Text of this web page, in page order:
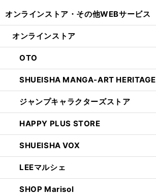
オンラインストア・ その他WEBサービス
オンラインストア
OTO
SHUEISHA MANGA-ART HERITAGE
ジャンプキャラクターズストア
HAPPY PLUS STORE
SHUEISHA VOX
LEEマルシェ
SHOP Marisol